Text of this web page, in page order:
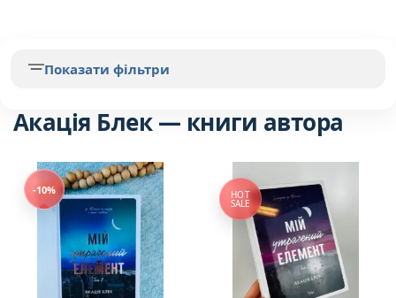
Акація Блек — книги автора
-10% HOT
SALE
Показати фільтри